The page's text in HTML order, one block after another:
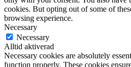
cookies. But opting out of some of
browsing experience.
Necessary
Necessary
Alltid aktiverad
Necessary cookies are absolutely
function properly. These cookies